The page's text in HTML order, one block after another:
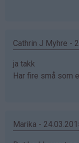
Cathrin J Myhre -
ja takk
Har fire små som
Marika -